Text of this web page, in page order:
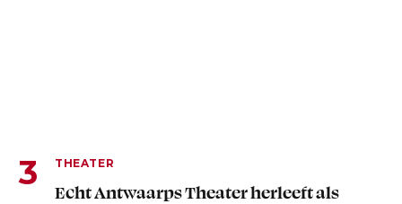
THEATER
Echt Antwaarps Theater herleeft als